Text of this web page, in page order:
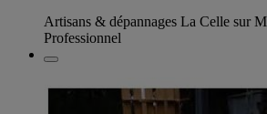
Artisans & dépannages La Celle sur
Professionnel